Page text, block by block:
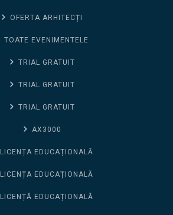
OFERTA ARHITECȚI
TOATE EVENIMENTELE
TRIAL GRATUIT
TRIAL GRATUIT
TRIAL GRATUIT
AX3000
LICENȚA EDUCAȚIONALĂ
LICENȚA EDUCAȚIONALĂ
LICENȚĂ EDUCAȚIONALĂ